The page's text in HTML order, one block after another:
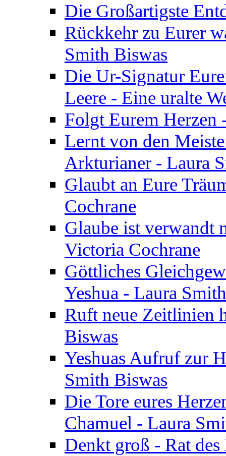
Die Großartigste
Rückkehr zu Eurer
Smith Biswas
Die Ur-Signatur
Leere - Eine uralte
Folgt Eurem
Lernt von den
Arkturianer - Laura
Glaubt an Eure
Cochrane
Glaube ist verwandt
Victoria Cochrane
Göttliches
Yeshua - Laura
Ruft neue Zeitlinien
Biswas
Yeshuas Aufruf zur
Smith Biswas
Die Tore eures
Chamuel - Laura
Denkt groß - Rat